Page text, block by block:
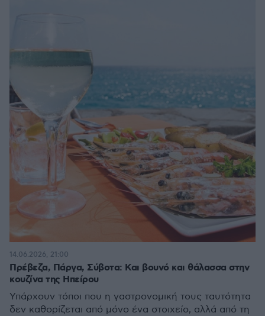
Πρέβεζα, Πάργα, Σύβοτα: Και βουνό και θάλασσα στην
κουζίνα της Ηπείρου
Υπάρχουν τόποι που η γαστρονομική τους ταυτότητα
δεν καθορίζεται από μόνο ένα στοιχείο, αλλά από τη
14.06.2026, 21:00